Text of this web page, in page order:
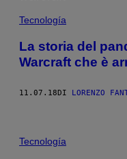
Tecnología
La storia del
Warcraft che è
11.07.18DI LORENZO
Tecnología